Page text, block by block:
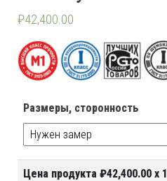
₽42,400.00
Размеры, сторонность
Цена продукта ₽42,400.00x 1